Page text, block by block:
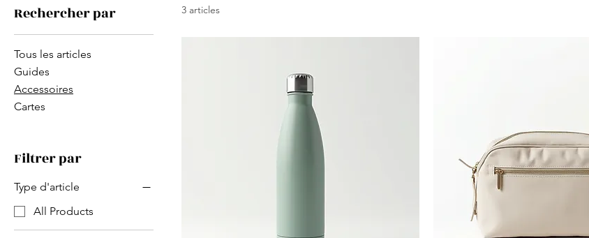
Rechercher par
Tous les articles
Guides
Accessoires
Cartes
Filtrer par
Type d'article
All Products
3 articles